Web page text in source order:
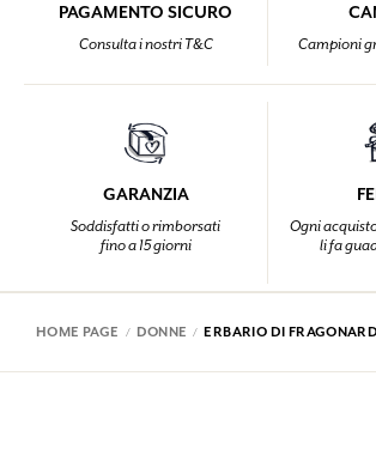
PAGAMENTO SICURO
Consulta i nostri T&C Campioni
GARANZIA
Soddisfatti o rimborsati
fino a 15 giorni
Ogni
li fa
HOME PAGE DONNE ERBARIO DI FRAGONARD